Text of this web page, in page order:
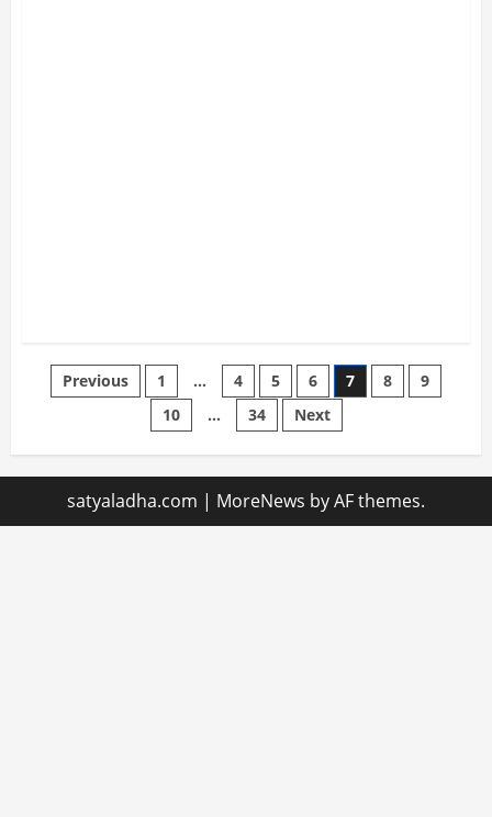
Posts
pagination
Previous 1 … 4 5 6 7 8
9
10
… 34 Next
satyaladha.com | MoreNews by AF themes.